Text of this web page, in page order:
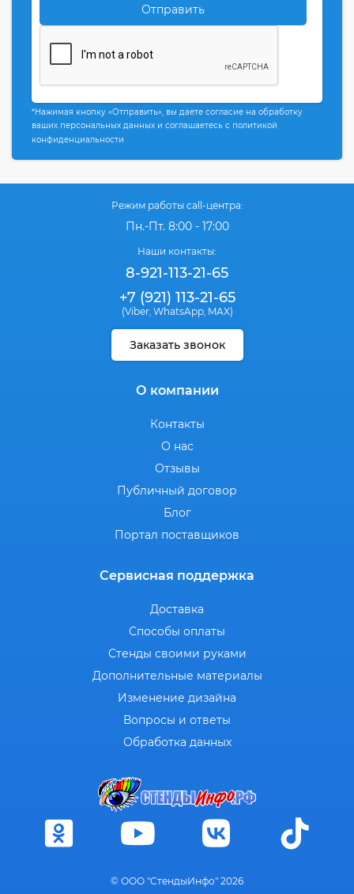
Отправить
*Нажимая кнопку «Отправить», вы даете согласие на обработку
ваших персональных данных и соглашаетесь с политикой
конфиденциальности
Режим работы call-центра:
Пн.-Пт. 8:00 - 17:00
Наши контакты:
8-921-113-21-65
+7 (921) 113-21-65
(Viber, WhatsApp, MAX)
Заказать звонок
О компании
Контакты
О нас
Отзывы
Публичный договор
Блог
Портал поставщиков
Сервисная поддержка
Доставка
Способы оплаты
Стенды своими руками
Дополнительные материалы
Изменение дизайна
Вопросы и ответы
Обработка данных
© ООО "СтендыИнфо" 2026